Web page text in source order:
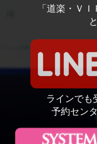
「道楽・Ｖ
ラインでも
予約セン